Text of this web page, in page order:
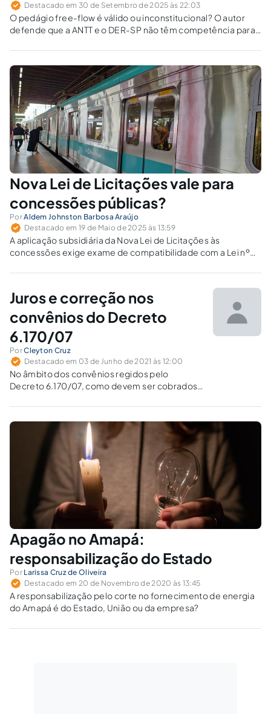
Destacado em 30 de Setembro de 2025 às 22:03
O pedágio free-flow é válido ou inconstitucional? O autor
defende que a ANTT e o DER-SP não têm competência para
Nova Lei de Licitações vale para
concessões públicas?
PorAldem Johnston Barbosa Araújo
Destacado em 19 de Maio de 2025 às 13:59
A aplicação subsidiária da Nova Lei de Licitações às
concessões exige exame de compatibilidade com a Lei nº
de nulidades da NLGLC?
Juros e correção nos
convênios do Decreto
6.170/07
PorCleyton Cruz
Destacado em 03 de Junho de 2021 às 12:00
No âmbito dos convênios regidos pelo
Decreto 6.170/07, como devem ser cobrados
aplicação dos recursos, quanto a incidência de
juros moratórios e correção monetária sobre o
valor do prejuízo da série histórica?
Apagão no Amapá:
responsabilização do Estado
Por Larissa Cruz de Oliveira
Destacado em 20 de Novembro de 2020 às 13:45
A responsabilização pelo corte no fornecimento de energia
do Amapá é do Estado, União ou da empresa?